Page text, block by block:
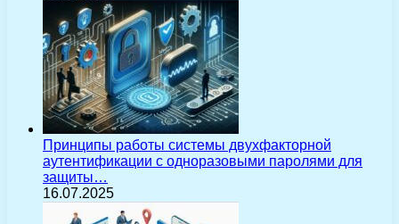
Принципы работы системы двухфакторной
аутентификации с одноразовыми паролями для
защиты…
16.07.2025